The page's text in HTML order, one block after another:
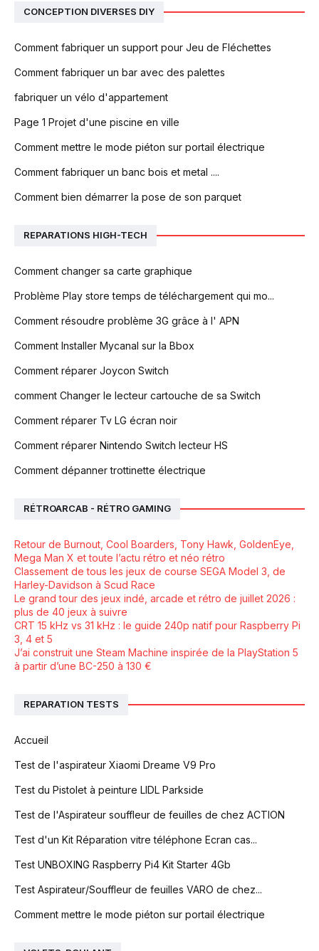
CONCEPTION DIVERSES DIY
Comment fabriquer un support pour Jeu de Fléchettes
Comment fabriquer un bar avec des palettes
fabriquer un vélo d'appartement
Page 1 Projet d'une piscine en ville
Comment mettre le mode piéton sur portail électrique
Comment fabriquer un banc bois et metal ....
Comment bien démarrer la pose de son parquet
REPARATIONS HIGH-TECH
Comment changer sa carte graphique
Problème Play store temps de téléchargement qui mo...
Comment résoudre problème 3G grâce à l' APN
Comment Installer Mycanal sur la Bbox
Comment réparer Joycon Switch
comment Changer le lecteur cartouche de sa Switch
Comment réparer Tv LG écran noir
Comment réparer Nintendo Switch lecteur HS
Comment dépanner trottinette électrique
RÉTROARCAB - RÉTRO GAMING
Retour de Burnout, Cool Boarders, Tony Hawk, GoldenEye,
Mega Man X et toute l’actu rétro et néo rétro
Classement de tous les jeux de course SEGA Model 3, de
Harley-Davidson à Scud Race
Le grand tour des jeux indé, arcade et rétro de juillet 2026 :
plus de 40 jeux à suivre
CRT 15 kHz vs 31 kHz : le guide 240p natif pour Raspberry Pi
3, 4 et 5
J’ai construit une Steam Machine inspirée de la PlayStation 5
à partir d’une BC-250 à 130 €
REPARATION TESTS
Accueil
Test de l'aspirateur Xiaomi Dreame V9 Pro
Test du Pistolet à peinture LIDL Parkside
Test de l'Aspirateur souffleur de feuilles de chez ACTION
Test d'un Kit Réparation vitre téléphone Ecran cas...
Test UNBOXING Raspberry Pi4 Kit Starter 4Gb
Test Aspirateur/Souffleur de feuilles VARO de chez...
Comment mettre le mode piéton sur portail électrique